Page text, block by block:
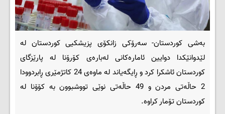
بەشی کوردستان- سەرۆکی زانکۆی پزیشکیی کوردستان لە
لێدوانێکدا دوایین ئامارەکانی لەبارەی کۆرۆنا لە پارێزگای
کوردستان ئاشکرا کرد و ڕایگەیاند لە ماوەی 24 کاتژمێری ڕابردوودا
2 حاڵەتی مردن و 49 حاڵەتی نوێی تووشبوون بە کۆۆنا لە
کوردستان تۆمار کراوە.